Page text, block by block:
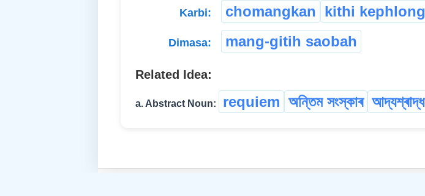
Karbi: chomangkan kithi kephlong
Dimasa: mang-gitih saobah
Related Idea:
a. Abstract Noun: requiem অন্তিম সংস্কাৰ আদ্যশ্ৰাদ্ধ